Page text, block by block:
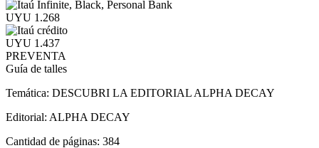
UYU 1.268
UYU 1.437
PREVENTA
Guía de talles
Temática: DESCUBRI LA EDITORIAL ALPHA DECAY
Editorial: ALPHA DECAY
Cantidad de páginas: 384